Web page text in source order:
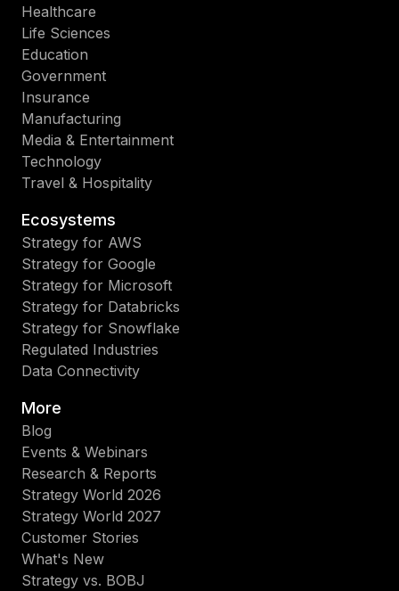
Healthcare
Life Sciences
Education
Government
Insurance
Manufacturing
Media & Entertainment
Technology
Travel & Hospitality
Ecosystems
Strategy for AWS
Strategy for Google
Strategy for Microsoft
Strategy for Databricks
Strategy for Snowflake
Regulated Industries
Data Connectivity
More
Blog
Events & Webinars
Research & Reports
Strategy World 2026
Strategy World 2027
Customer Stories
What's New
Strategy vs. BOBJ